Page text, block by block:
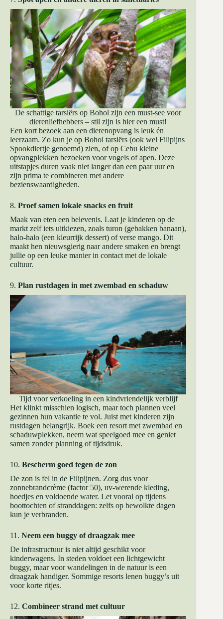
De schattige tarsiërs op Bohol zijn een must-see voor
dierenliefhebbers – stil zijn is hier een must!
Een kort bezoek aan een dierenopvang is leuk én
leerzaam. Zo kun je op Bohol tarsiërs (ook wel Filipijns
Spookdiertje genoemd) zien, of op Cebu kleine
opvangplekken bezoeken voor vogels of apen. Deze
uitstapjes duren vaak niet langer dan een paar uur en
zijn prima te combineren met andere
bezienswaardigheden.
8. Proef samen lokale snacks en fruit
Maak van eten een belevenis. Laat je kinderen op de
markt zelf iets uitkiezen, zoals turon (gebakken banaan),
halo-halo (een kleurrijk dessert) of verse mango. Dit
maakt hen nieuwsgierig naar andere smaken en brengt
jullie op een leuke manier in contact met de lokale
cultuur.
9. Plan rustdagen in met zwembad en schaduw
Tijd voor verkoeling in een kindvriendelijk verblijf
Het klinkt misschien logisch, maar toch plannen veel
gezinnen hun vakantie te vol. Juist met kinderen zijn
rustdagen belangrijk. Boek een resort met zwembad en
schaduwplekken, neem wat speelgoed mee en geniet
samen zonder planning of tijdsdruk.
10. Bescherm goed tegen de zon
De zon is fel in de Filipijnen. Zorg dus voor
zonnebrandcrème (factor 50), uv-werende kleding,
hoedjes en voldoende water. Let vooral op tijdens
boottochten of stranddagen: zelfs op bewolkte dagen
kun je verbranden.
11. Neem een buggy of draagzak mee
De infrastructuur is niet altijd geschikt voor
kinderwagens. In steden voldoet een lichtgewicht
buggy, maar voor wandelingen in de natuur is een
draagzak handiger. Sommige resorts lenen buggy’s uit
voor korte ritjes.
12. Combineer strand met cultuur